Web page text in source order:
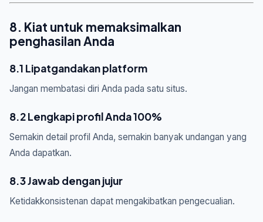
8. Kiat untuk memaksimalkan
penghasilan Anda
8.1 Lipatgandakan platform
Jangan membatasi diri Anda pada satu situs.
8.2 Lengkapi profil Anda 100%
Semakin detail profil Anda, semakin banyak undangan yang
Anda dapatkan.
8.3 Jawab dengan jujur
Ketidakkonsistenan dapat mengakibatkan pengecualian.